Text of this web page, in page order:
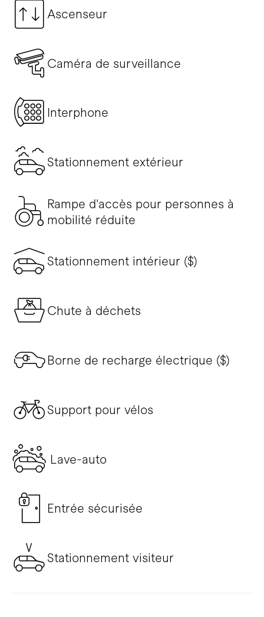
Ascenseur
Caméra de surveillance
Interphone
Stationnement extérieur
Rampe d'accès pour personnes à
mobilité réduite
Stationnement intérieur ($)
Chute à déchets
Borne de recharge électrique ($)
Support pour vélos
Lave-auto
Entrée sécurisée
Stationnement visiteur